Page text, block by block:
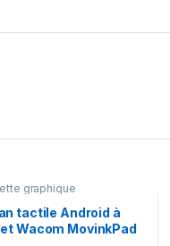
graphique
tactile Android à
Wacom MovinkPad